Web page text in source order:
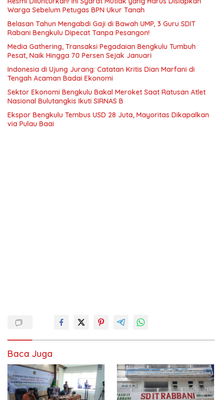
Warga Sebelum Petugas BPN Ukur Tanah
Belasan Tahun Mengabdi Gaji di Bawah UMP, 3 Guru SDIT
Rabani Bengkulu Dipecat Tanpa Pesangon!
Media Gathering, Transaksi Pegadaian Bengkulu Tumbuh
Pesat, Naik Hingga 70 Persen Sejak Januari
Indonesia di Ujung Jurang: Catatan Kritis Dian Marfani di
Tengah Acaman Badai Ekonomi
Sektor Ekonomi Bengkulu Bakal Meroket Saat Ratusan Atlet
Nasional Bulutangkis Ikuti SIRNAS B
Ekspor Bengkulu Tembus USD 28 Juta, Mayoritas Dikapalkan
via Pulau Baai
Baca Juga